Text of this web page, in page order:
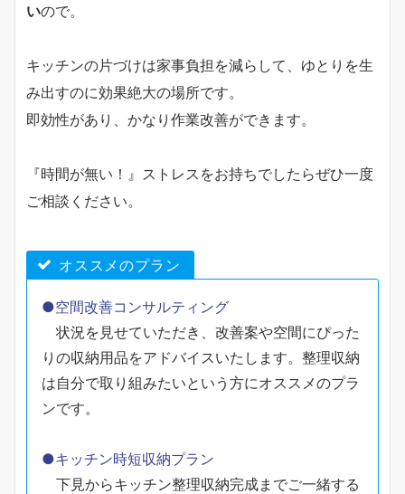
いので。
キッチンの片づけは家事負担を減らして、ゆとりを生
み出すのに効果絶大の場所です。
即効性があり、かなり作業改善ができます。
『時間が無い！』ストレスをお持ちでしたらぜひ一度
ご相談ください。
オススメのプラン
●空間改善コンサルティング
状況を見せていただき、改善案や空間にぴった
りの収納用品をアドバイスいたします。整理収納
は自分で取り組みたいという方にオススメのプラ
ンです。
●キッチン時短収納プラン
下見からキッチン整理収納完成までご一緒する